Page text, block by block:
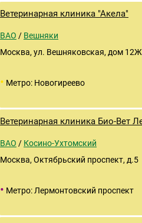
Ветеринарная клиника "Акела"
ВАО / Вешняки
Москва, ул. Вешняковская, дом 12Ж
• Метро: Новогиреево
Ветеринарная клиника Био-Вет
ВАО / Косино-Ухтомский
Москва, Октябрьский проспект, д.5
• Метро: Лермонтовский проспект